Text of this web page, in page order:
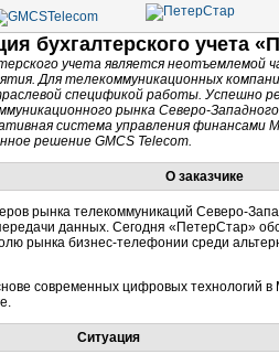
бухгалтерского учета
учета является
Для телекоммуникационных
спецификой работы. Успешно
рынка Северо-
система управления финансами
решение GMCS Telecom.
О заказчике
рынка телекоммуникаций Северо-
данных. Сегодня «ПетерСтар»
рынка бизнес-телефонии среди
современных цифровых технологий в
Ситуация